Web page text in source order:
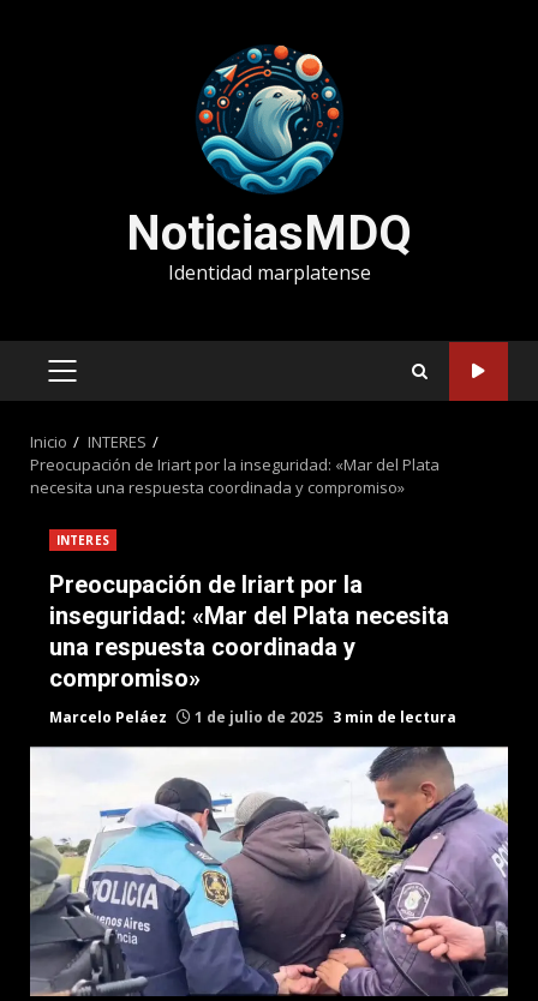
NoticiasMDQ
Identidad marplatense
MENÚ
Inicio
INTERES
Preocupación de Iriart por la inseguridad: «Mar del Plata
necesita una respuesta coordinada y compromiso»
INTERES
Preocupación de Iriart por la
inseguridad: «Mar del Plata necesita
una respuesta coordinada y
compromiso»
Marcelo Peláez 1 de julio de 2025 3 min de lectura